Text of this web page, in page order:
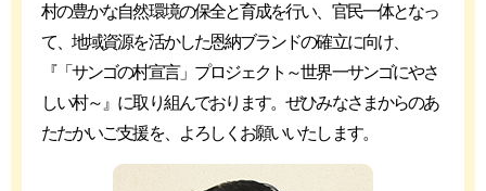
村の豊かな自然環境の保全と育成を行い、官民一体となっ
て、地域資源を活かした恩納ブランドの確立に向け、
『「サンゴの村宣言」プロジェクト～世界一サンゴにやさ
しい村～』に取り組んでおります。ぜひみなさまからのあ
たたかいご支援を、よろしくお願いいたします。